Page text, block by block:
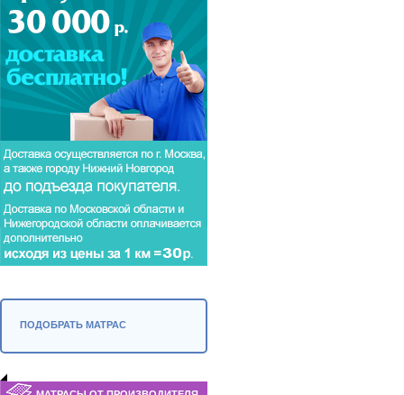
ПОДОБРАТЬ МАТРАС